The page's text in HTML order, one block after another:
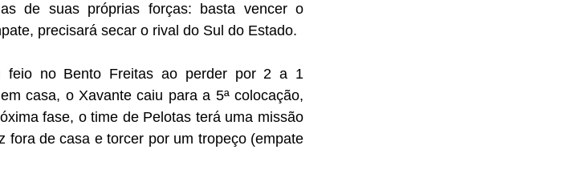
de suas próprias forças: basta vencer o
precisará secar o rival do Sul do Estado.
feio no Bento Freitas ao perder por 2 a 1
casa, o Xavante caiu para a 5ª colocação,
fase, o time de Pelotas terá uma missão
fora de casa e torcer por um tropeço (empate